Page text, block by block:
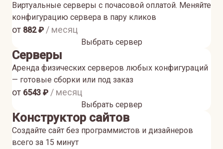
Виртуальные серверы с почасовой оплатой. Меняйте
конфигурацию сервера в пару кликов
от 882₽ / месяц
Выбрать сервер
Серверы
Аренда физических серверов любых конфигураций
— готовые сборки или под заказ
от 6543 ₽ / месяц
Выбрать сервер
Конструктор сайтов
Создайте сайт без программистов и дизайнеров
всего за 15 минут